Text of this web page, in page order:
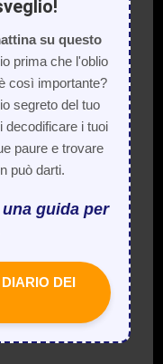
su questo
prima che l'oblio
così importante?
segreto del tuo
decodificare i tuoi
paure e trovare
può darti.
guida per
DEI